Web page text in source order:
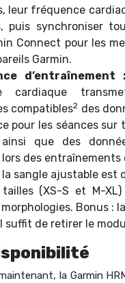
leur fréquence
puis synchroniser
Connect pour les
Garmin.
d’entraînement
cardiaque
compatibles2 des
pour les séances sur
que des
des entraînements
la sangle ajustable est
(XS-S et M-XL)
Bonus :
suffit de retirer le
la Garmin